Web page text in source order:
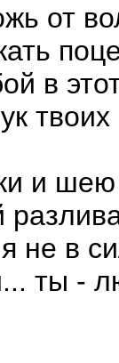
от
в
и шею
не в
ты -